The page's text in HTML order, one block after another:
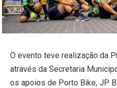
O evento teve realização da
através da Secretaria
os apoios de Porto Bike, JP